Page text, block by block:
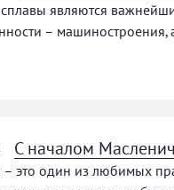
являются
– машиностроения,
С началом
это один из любимых